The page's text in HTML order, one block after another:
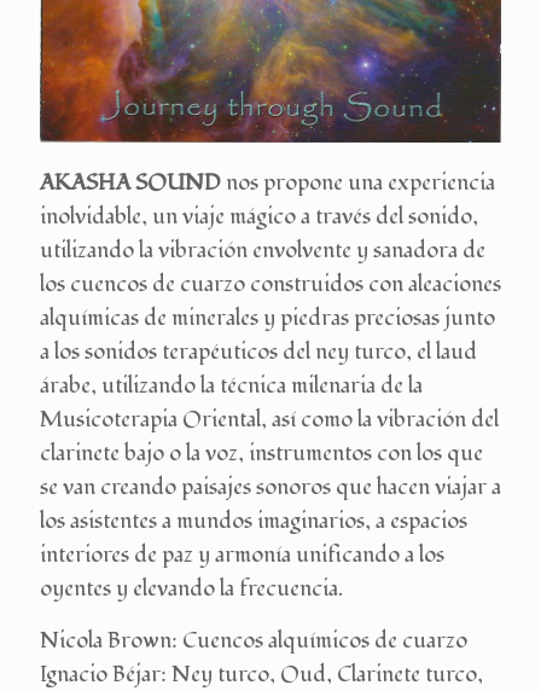
AKASHA SOUND nos propone una experiencia
inolvidable, un viaje mágico a través del sonido,
utilizando la vibración envolvente y sanadora de
los cuencos de cuarzo construidos con aleaciones
alquímicas de minerales y piedras preciosas junto
a los sonidos terapéuticos del ney turco, el laud
árabe, utilizando la técnica milenaria de la
Musicoterapia Oriental, así como la vibración del
clarinete bajo o la voz, instrumentos con los que
se van creando paisajes sonoros que hacen viajar a
los asistentes a mundos imaginarios, a espacios
interiores de paz y armonía unificando a los
oyentes y elevando la frecuencia.
Nicola Brown: Cuencos alquímicos de cuarzo
Ignacio Béjar: Ney turco, Oud, Clarinete turco,